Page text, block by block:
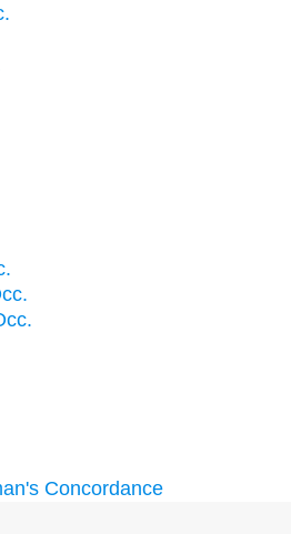
Concordance